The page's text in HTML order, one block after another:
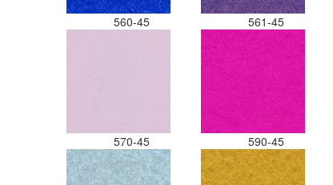
560-45 561-45
570-45 590-45